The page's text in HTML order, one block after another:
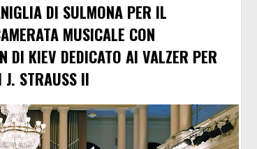
DI SULMONA PER IL
MUSICALE CON
DI KIEV DEDICATO AI VALZER PER
J. STRAUSS II